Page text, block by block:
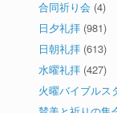
合同祈り会 (4)
日夕礼拝 (981)
日朝礼拝 (613)
水曜礼拝 (427)
火曜バイブルス